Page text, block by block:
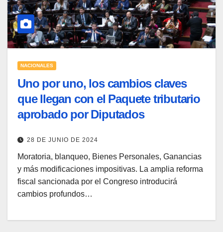
NACIONALES
Uno por uno, los cambios claves
que llegan con el Paquete tributario
aprobado por Diputados
28 DE JUNIO DE 2024
Moratoria, blanqueo, Bienes Personales, Ganancias
y más modificaciones impositivas. La amplia reforma
fiscal sancionada por el Congreso introducirá
cambios profundos…